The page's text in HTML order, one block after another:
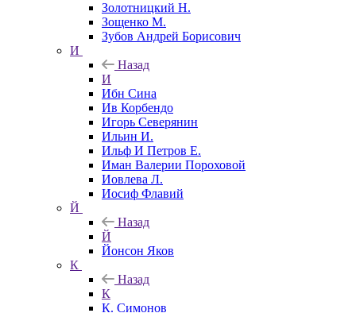
Золотницкий Н.
Зощенко М.
Зубов Андрей Борисович
И
Назад
И
Ибн Сина
Ив Корбендо
Игорь Северянин
Ильин И.
Ильф И Петров Е.
Иман Валерии Пороховой
Иовлева Л.
Иосиф Флавий
Й
Назад
Й
Йонсон Яков
К
Назад
К
К. Симонов